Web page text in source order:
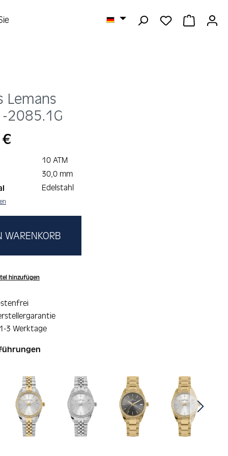
DU HAST 0
Lemans
2085.1G
€
10 ATM
30,0 mm
Edelstahl
WARENKORB
hinzufügen
3 Werktage
überspringen